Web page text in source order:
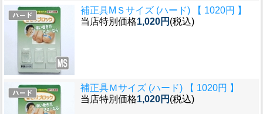
補正具MＳサイズ (ハード) 【 1020円 】
当店特別価格1,020円 (税込)
補正具Ｍサイズ (ハード) 【 1020円 】
当店特別価格1,020円 (税込)